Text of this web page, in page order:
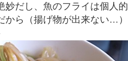
妙だし、魚のフライは個人
から（揚げ物が出来ない…